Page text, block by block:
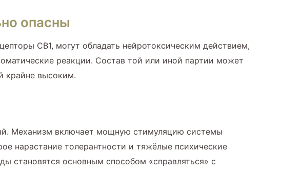
опасны
CB1, могут обладать нейротоксическим действием,
реакции. Состав той или иной партии может
крайне высоким.
Механизм включает мощную стимуляцию системы
нарастание толерантности и тяжёлые психические
становятся основным способом «справляться» с